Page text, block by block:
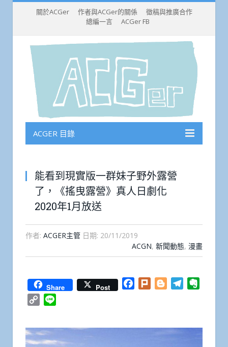
關於ACGer 作者與ACGer的關係
徵稿與推廣合作
總編一言
ACGer FB
ACGER 目錄
能看到現實版一群妹子野外露營
了，《搖曳露營》真人日劇化
2020年1月放送
作者: ACGER主管 日期: 20/11/2019
ACGN, 新聞動態, 漫畫
Share Post Facebook
Plurk BloggerTelegram
Copy